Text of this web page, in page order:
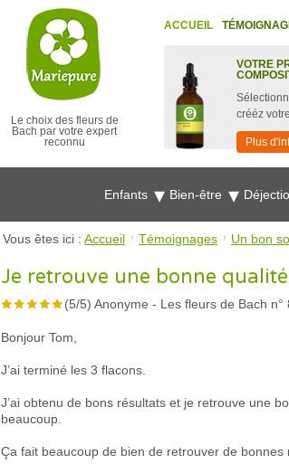
Le choix des fleurs de
Bach par votre expert
reconnu
ACCUEIL
VOTRE
crééz
Plus
Enfants Bien-être
Vous êtes ici : Accueil Témoignages Un bon
Je retrouve une bonne
(5/5) Anonyme - Les fleurs de Bach n°
Bonjour Tom,
J’ai terminé les 3 flacons.
J’ai obtenu de bons résultats et je retrouve une
beaucoup.
Ça fait beaucoup de bien de retrouver de bonnes